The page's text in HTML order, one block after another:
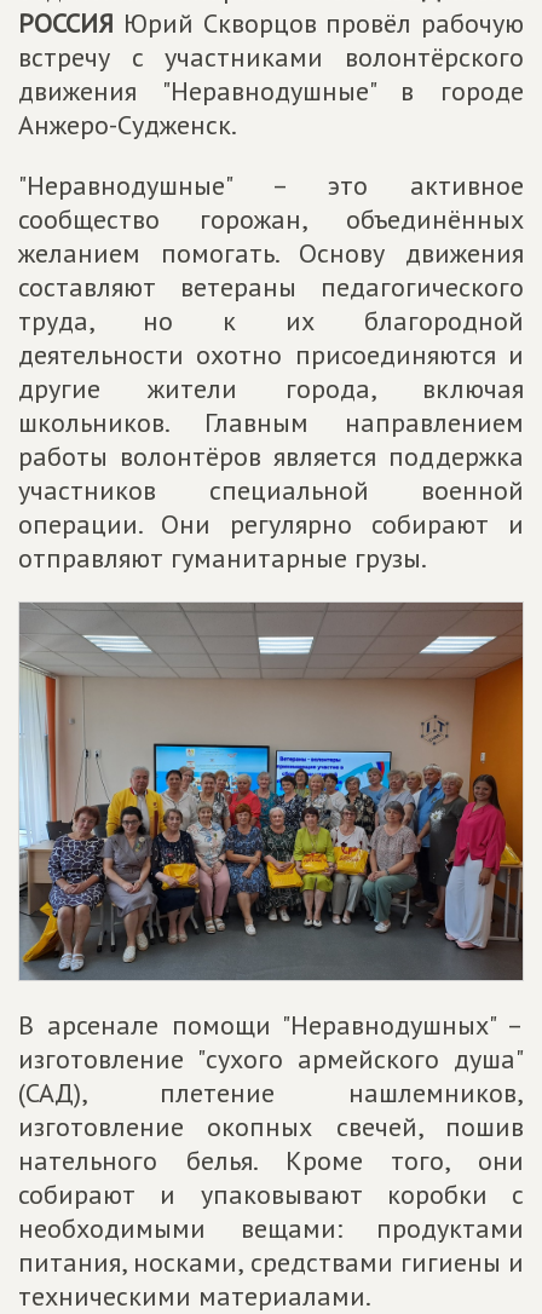
РОССИЯ Юрий Скворцов провёл рабочую
встречу с участниками волонтёрского
движения "Неравнодушные" в городе
Анжеро-Судженск.
"Неравнодушные" – это активное
сообщество горожан, объединённых
желанием помогать. Основу движения
составляют ветераны педагогического
труда, но к их благородной
деятельности охотно присоединяются и
другие жители города, включая
школьников. Главным направлением
работы волонтёров является поддержка
участников специальной военной
операции. Они регулярно собирают и
отправляют гуманитарные грузы.
В арсенале помощи "Неравнодушных" –
изготовление "сухого армейского душа"
(САД), плетение нашлемников,
изготовление окопных свечей, пошив
нательного белья. Кроме того, они
собирают и упаковывают коробки с
необходимыми вещами: продуктами
питания, носками, средствами гигиены и
техническими материалами.